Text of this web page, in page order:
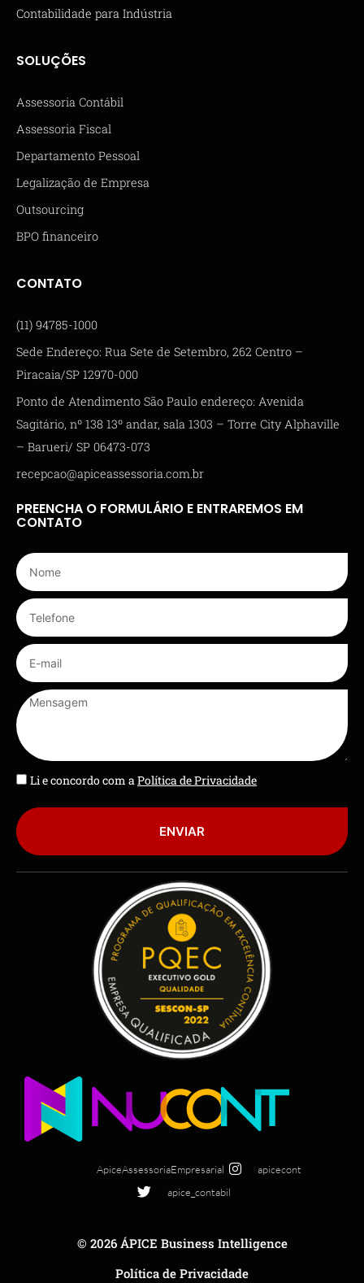
Contabilidade para Indústria
SOLUÇÕES
Assessoria Contábil
Assessoria Fiscal
Departamento Pessoal
Legalização de Empresa
Outsourcing
BPO financeiro
CONTATO
(11) 94785-1000
Sede Endereço: Rua Sete de Setembro, 262 Centro –
Piracaia/SP 12970-000
Ponto de Atendimento São Paulo endereço: Avenida
Sagitário, nº 138 13º andar, sala 1303 – Torre City Alphaville
– Barueri/ SP 06473-073
recepcao@apiceassessoria.com.br
PREENCHA O FORMULÁRIO E ENTRAREMOS EM
CONTATO
Li e concordo com a Política de Privacidade
ENVIAR
ApiceAssessoriaEmpresarial
apicecont
apice_contabil
© 2026 ÁPICE Business Intelligence
Política de Privacidade